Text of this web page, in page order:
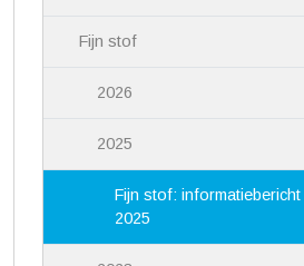
Fijn stof
2026
2025
Fijn stof:
2025